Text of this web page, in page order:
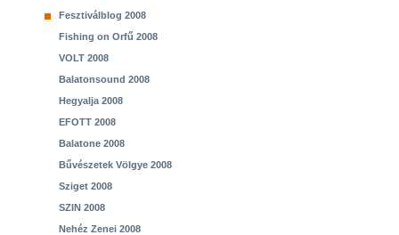
Fesztiválblog 2008
Fishing on Orfű 2008
VOLT 2008
Balatonsound 2008
Hegyalja 2008
EFOTT 2008
Balatone 2008
Bűvészetek Völgye 2008
Sziget 2008
SZIN 2008
Nehéz Zenei 2008